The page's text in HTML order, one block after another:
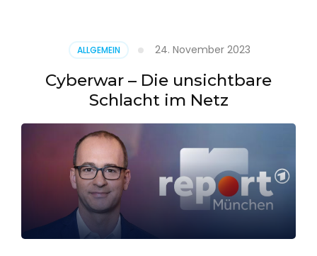
ALLGEMEIN 24. November 2023
Cyberwar – Die unsichtbare
Schlacht im Netz